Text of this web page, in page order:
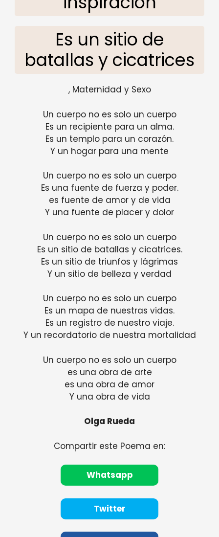
Es un sitio de
batallas y cicatrices
, Maternidad y Sexo
Un cuerpo no es solo un cuerpo
Es un recipiente para un alma.
Es un templo para un corazón.
Y un hogar para una mente
Un cuerpo no es solo un cuerpo
Es una fuente de fuerza y ​​poder.
es fuente de amor y de vida
Y una fuente de placer y dolor
Un cuerpo no es solo un cuerpo
Es un sitio de batallas y cicatrices.
Es un sitio de triunfos y lágrimas
Y un sitio de belleza y verdad
Un cuerpo no es solo un cuerpo
Es un mapa de nuestras vidas.
Es un registro de nuestro viaje.
Y un recordatorio de nuestra mortalidad
Un cuerpo no es solo un cuerpo
es una obra de arte
es una obra de amor
Y una obra de vida
Olga Rueda
Compartir este Poema en:
Whatsapp
Twitter